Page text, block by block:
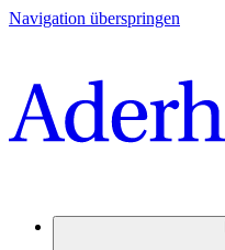
Navigation überspringen